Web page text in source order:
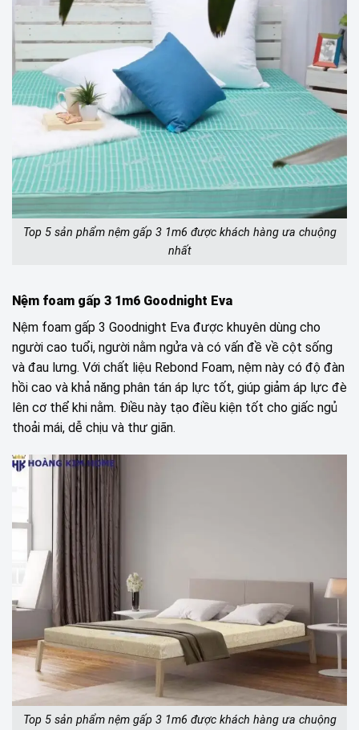
Top 5 sản phẩm nệm gấp 3 1m6 được khách hàng ưa chuộng
nhất
Nệm foam gấp 3 1m6 Goodnight Eva
Nệm foam gấp 3 Goodnight Eva được khuyên dùng cho
người cao tuổi, người nằm ngửa và có vấn đề về cột sống
và đau lưng. Với chất liệu Rebond Foam, nệm này có độ đàn
hồi cao và khả năng phân tán áp lực tốt, giúp giảm áp lực đè
lên cơ thể khi nằm. Điều này tạo điều kiện tốt cho giấc ngủ
thoải mái, dễ chịu và thư giãn.
Top 5 sản phẩm nệm gấp 3 1m6 được khách hàng ưa chuộng